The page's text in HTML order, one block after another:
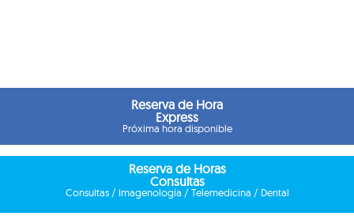
Reserva de Hora
Express
Próxima hora disponible
Reserva de Horas
Consultas
Consultas / Imagenología / Telemedicina / Dental